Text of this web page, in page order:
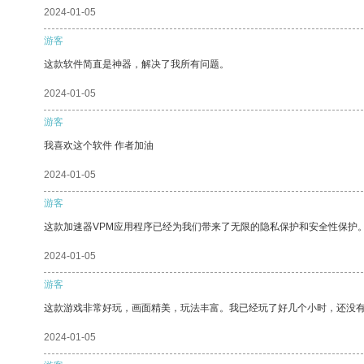
2024-01-05
游客
这款软件简直是神器，解决了我所有问题。
2024-01-05
游客
我喜欢这个软件 作者加油
2024-01-05
游客
这款加速器VPM应用程序已经为我们带来了无限的隐私保护和安全性保护。
2024-01-05
游客
这款游戏非常好玩，画面精美，玩法丰富。我已经玩了好几个小时，还没有
2024-01-05